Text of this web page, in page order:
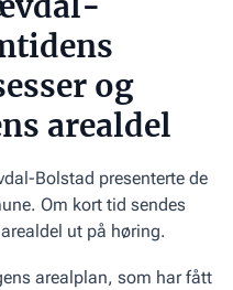
og
arealdel
Bolstad presenterte de
Om kort tid sendes
ut på høring.
arealplan, som har fått